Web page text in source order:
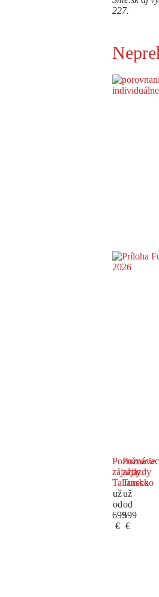
227.
Poznávacie
zájazdy
Taliansko
už
od
699
€
zájazdy
Turecko
už
od
599
€